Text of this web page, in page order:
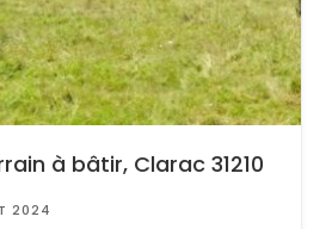
à bâtir, Clarac 31210
2024